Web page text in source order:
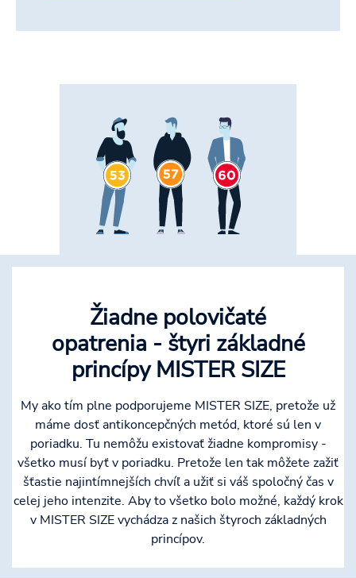
Žiadne polovičaté
opatrenia - štyri základné
princípy MISTER SIZE
My ako tím plne podporujeme MISTER SIZE, pretože už
máme dosť antikoncepčných metód, ktoré sú len v
poriadku. Tu nemôžu existovať žiadne kompromisy -
všetko musí byť v poriadku. Pretože len tak môžete zažiť
šťastie najintímnejších chvíľ a užiť si váš spoločný čas v
celej jeho intenzite. Aby to všetko bolo možné, každý krok
v MISTER SIZE vychádza z našich štyroch základných
princípov.